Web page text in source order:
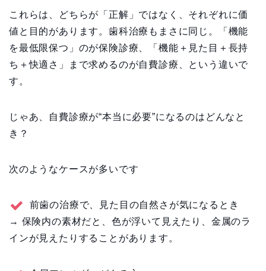
これらは、どちらが「正解」ではなく、それぞれに価
値と目的があります。歯科治療もまさに同じ。「機能
を最低限保つ」のが保険診療、「機能＋見た目＋長持
ち＋快適さ」まで求めるのが自費診療、という違いで
す。
じゃあ、自費診療が“本当に必要”になるのはどんなと
き？
次のようなケースが多いです
前歯の治療で、見た目の自然さが気になるとき
→ 保険内の素材だと、色が浮いて見えたり、金属のラ
インが見えたりすることがあります。